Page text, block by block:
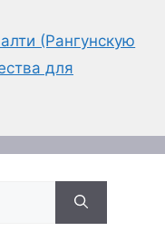
(Рангунскую
для